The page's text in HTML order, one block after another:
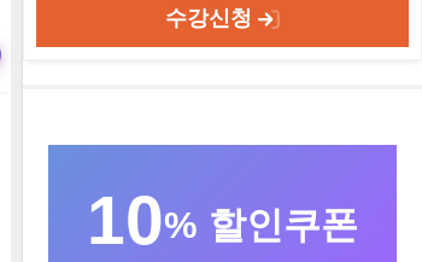
수강신청
10% 할인쿠폰